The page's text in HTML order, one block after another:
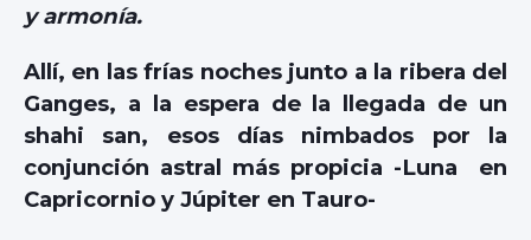
y armonía.
Allí, en las frías noches junto a la ribera del
Ganges, a la espera de la llegada de un
shahi san, esos días nimbados por la
conjunción astral más propicia -Luna en
Capricornio y Júpiter en Tauro-